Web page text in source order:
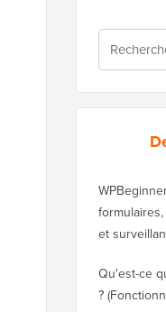
et
Qu'est-ce
?